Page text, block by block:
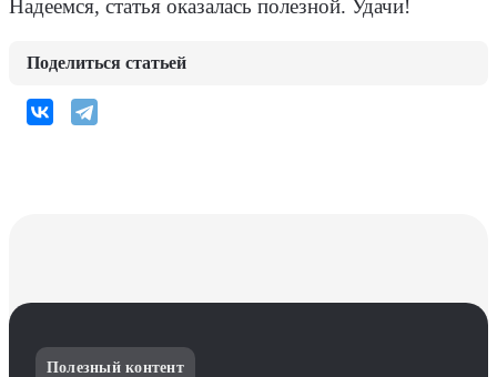
Надеемся, статья оказалась полезной. Удачи!
Поделиться статьей
Полезный контент